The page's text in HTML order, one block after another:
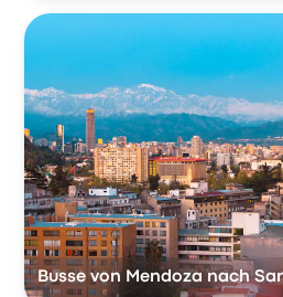
Busse von Mendoza nach